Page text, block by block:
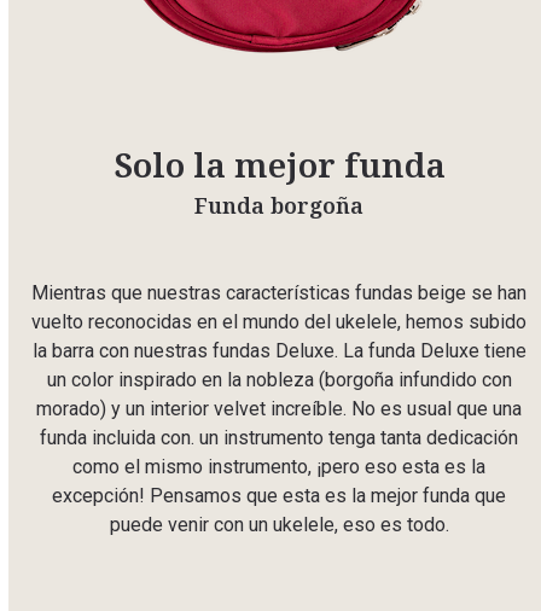
Solo la mejor funda
Funda borgoña
Mientras que nuestras características fundas beige se han
vuelto reconocidas en el mundo del ukelele, hemos subido
la barra con nuestras fundas Deluxe. La funda Deluxe tiene
un color inspirado en la nobleza (borgoña infundido con
morado) y un interior velvet increíble. No es usual que una
funda incluida con. un instrumento tenga tanta dedicación
como el mismo instrumento, ¡pero eso esta es la
excepción! Pensamos que esta es la mejor funda que
puede venir con un ukelele, eso es todo.